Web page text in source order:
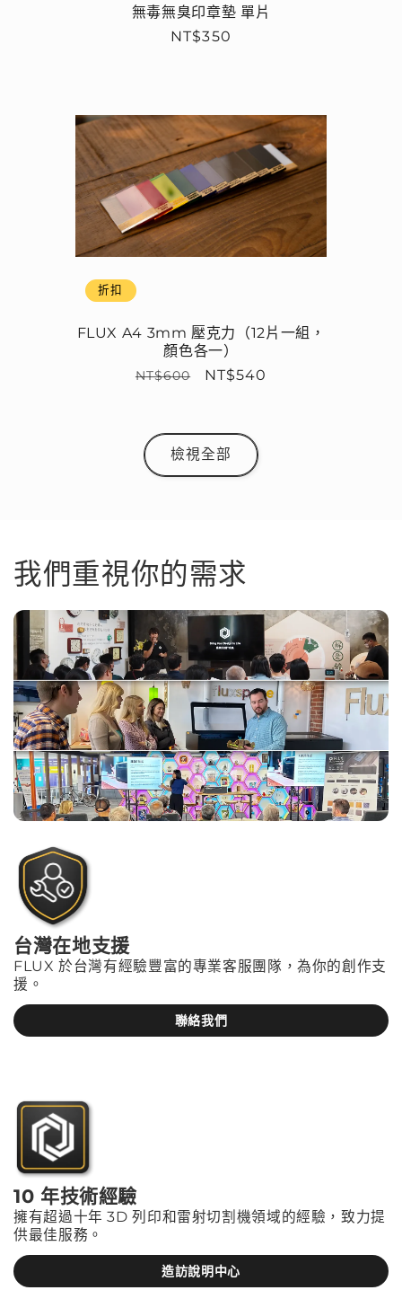
無毒無臭印章墊 單片
定
NT$350
折扣
FLUX A4 3mm 壓克力（12片一組，
顏色各一）
定
NT$600
售
NT$540
檢視全部
我們重視你的需求
台灣在地支援
FLUX 於台灣有經驗豐富的專業客服團隊，為你的創作支
援。
聯絡我們
10 年技術經驗
擁有超過十年 3D 列印和雷射切割機領域的經驗，致力提
供最佳服務。
造訪說明中心